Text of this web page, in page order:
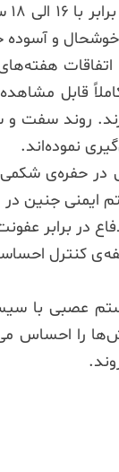
خوشحال و
اتفاقات
قابل
روند
نموده‌اند.
حفره‌ی شکمی
ایمنی جنین
در برابر
کنترل
عصبی با
جنب و جوش‌ها